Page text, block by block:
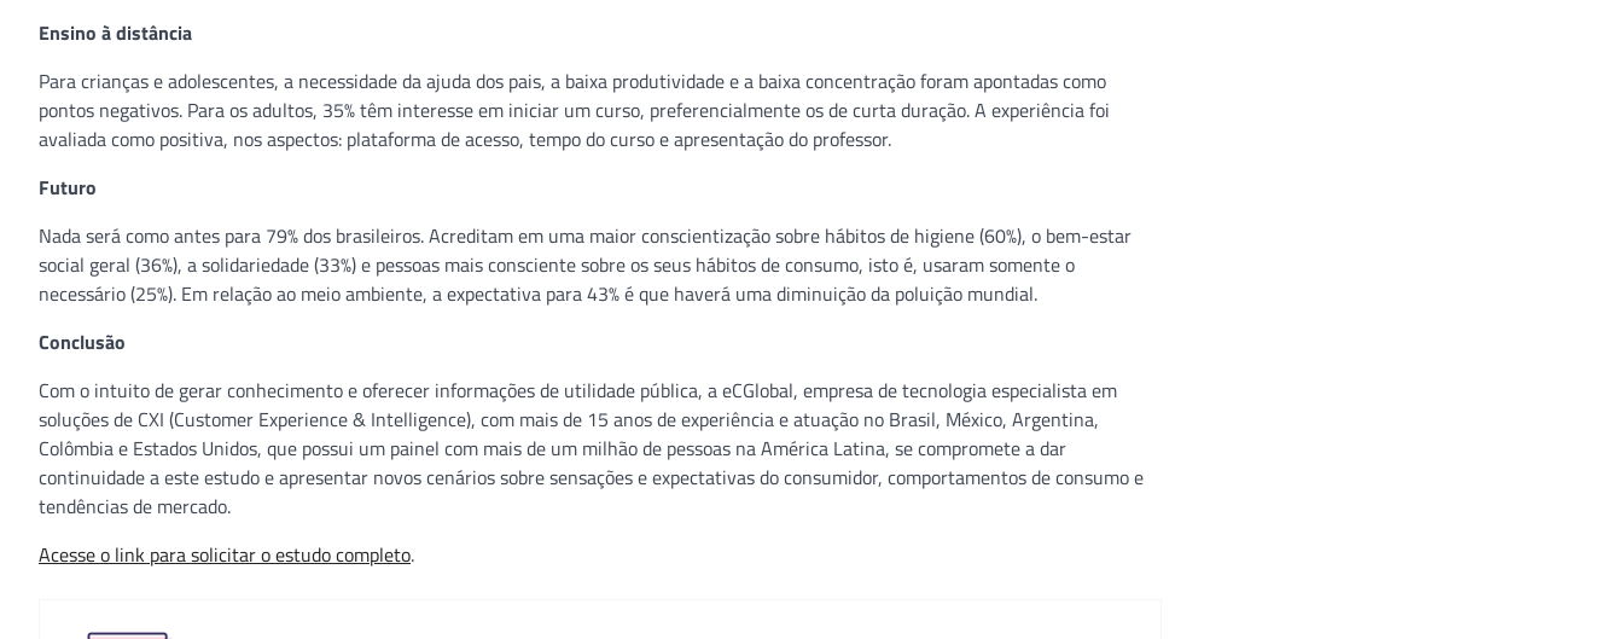
Ensino à distância
Para crianças e adolescentes, a necessidade da ajuda dos pais, a baixa produtividade e a baixa concentração foram apontadas como
pontos negativos. Para os adultos, 35% têm interesse em iniciar um curso, preferencialmente os de curta duração. A experiência foi
avaliada como positiva, nos aspectos: plataforma de acesso, tempo do curso e apresentação do professor.
Futuro
Nada será como antes para 79% dos brasileiros. Acreditam em uma maior conscientização sobre hábitos de higiene (60%), o bem-estar
social geral (36%), a solidariedade (33%) e pessoas mais consciente sobre os seus hábitos de consumo, isto é, usaram somente o
necessário (25%). Em relação ao meio ambiente, a expectativa para 43% é que haverá uma diminuição da poluição mundial.
Conclusão
Com o intuito de gerar conhecimento e oferecer informações de utilidade pública, a eCGlobal, empresa de tecnologia especialista em
soluções de CXI (Customer Experience & Intelligence), com mais de 15 anos de experiência e atuação no Brasil, México, Argentina,
Colômbia e Estados Unidos, que possui um painel com mais de um milhão de pessoas na América Latina, se compromete a dar
continuidade a este estudo e apresentar novos cenários sobre sensações e expectativas do consumidor, comportamentos de consumo e
tendências de mercado.
Acesse o link para solicitar o estudo completo.